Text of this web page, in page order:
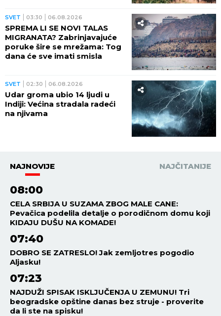
SVET 03:30 06.08.2026
SPREMA LI SE NOVI TALAS
MIGRANATA? Zabrinjavajuće
poruke šire se mrežama: Tog
dana će sve imati smisla
SVET 02:30 06.08.2026
Udar groma ubio 14 ljudi u
Indiji: Većina stradala radeći
na njivama
NAJNOVIJE NAJČITANIJE
08:00
CELA SRBIJA U SUZAMA ZBOG MALE CANE:
Pevačica podelila detalje o porodičnom domu koji
KIDAJU DUŠU NA KOMADE!
07:40
DOBRO SE ZATRESLO! Jak zemljotres pogodio
Aljasku!
07:23
NAJDUŽI SPISAK ISKLJUČENJA U ZEMUNU! Tri
beogradske opštine danas bez struje - proverite
da li ste na spisku!